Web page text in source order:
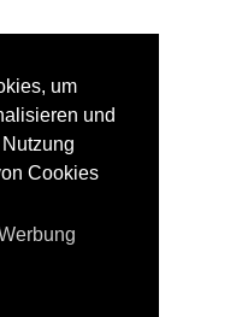
um
und
Cookies